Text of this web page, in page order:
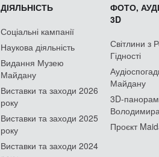
ДІЯЛЬНІСТЬ
Соціальні кампанії
Наукова діяльність
Видання Музею
Майдану
Виставки та заходи 2026
року
Виставки та заходи 2025
року
Виставки та заходи 2024
ФОТО,
3D
Світлини з
Гідності
Майдану
3D-
Проєкт